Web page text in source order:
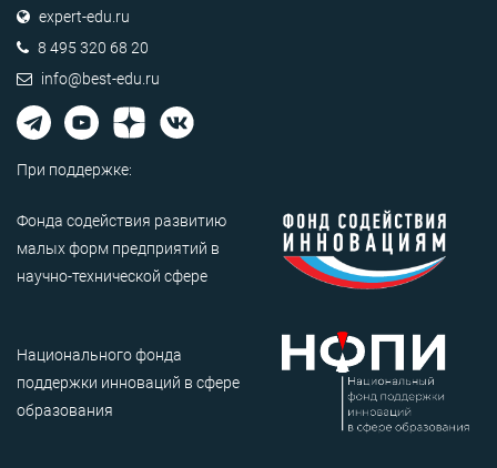
expert-edu.ru
8 495 320 68 20
info@best-edu.ru
При поддержке:
Фонда содействия развитию
малых форм предприятий в
научно-технической сфере
Национального фонда
поддержки инноваций в сфере
образования